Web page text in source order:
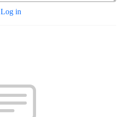
Log in